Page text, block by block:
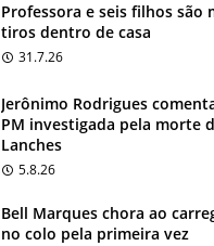
Professora e seis filhos são
tiros dentro de casa
31.7.26
Jerônimo Rodrigues
PM investigada pela morte
Lanches
5.8.26
Bell Marques chora ao
no colo pela primeira vez